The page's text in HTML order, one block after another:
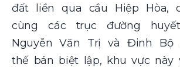
đất liền qua cầu Hiệp Hòa,
cùng các trục đường
Nguyễn Văn Trị và Đinh Bộ
thế bán biệt lập, khu vực này